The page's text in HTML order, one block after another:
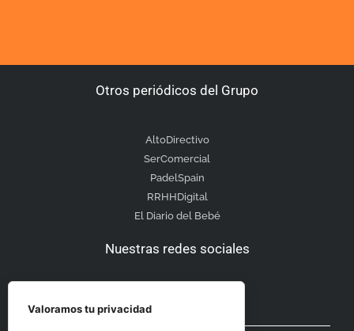
Otros periódicos del Grupo
AltoDirectivo
SerComercial
PadelSpain
RRHHDigital
El Diario del Bebé
Nuestras redes sociales
Valoramos tu privacidad